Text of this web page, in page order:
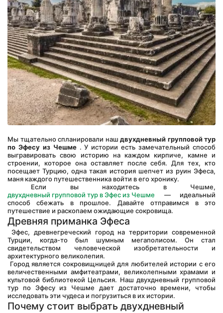
Мы тщательно спланировали наш двухдневный групповой тур
по Эфесу из Чешме . У истории есть замечательный способ
выгравировать свою историю на каждом кирпиче, камне и
строении, которое она оставляет после себя. Для тех, кто
посещает Турцию, одна такая история шепчет из руин Эфеса,
маня каждого путешественника войти в его хронику.
Если вы находитесь в Чешме,
двухдневный групповой тур в Эфес из Чешме — идеальный
способ сбежать в прошлое. Давайте отправимся в это
путешествие и раскопаем ожидающие сокровища.
Древняя приманка Эфеса
Турции, когда-то был шумным мегаполисом. Он стал
свидетельством человеческой изобретательности и
архитектурного великолепия.
величественными амфитеатрами, великолепными храмами и
культовой библиотекой Цельсия. Наш двухдневный групповой
тур по Эфесу из Чешме дает достаточно времени, чтобы
исследовать эти чудеса и погрузиться в их истории.
Почему стоит выбрать двухдневный